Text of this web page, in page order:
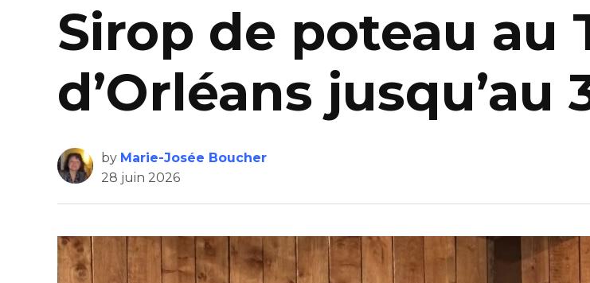
Sirop de poteau au
d’Orléans jusqu’au
by Marie-Josée Boucher
28 juin 2026